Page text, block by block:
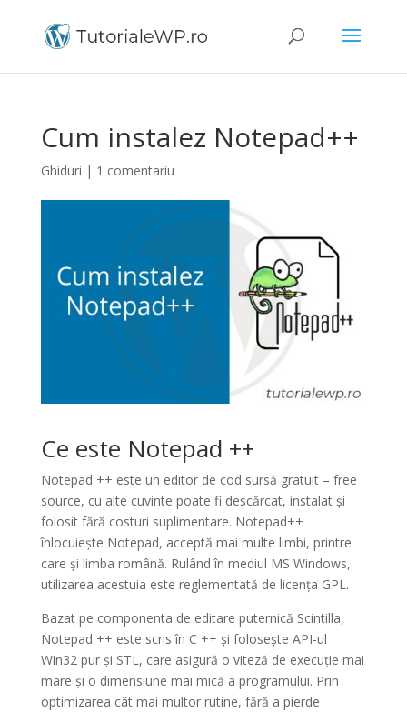
Cum instalez Notepad++
Ghiduri | 1 comentariu
Ce este Notepad ++
Notepad ++ este un editor de cod sursă gratuit – free
source, cu alte cuvinte poate fi descărcat, instalat și
folosit fără costuri suplimentare. Notepad++
înlocuiește Notepad, acceptă mai multe limbi, printre
care și limba română. Rulând în mediul MS Windows,
utilizarea acestuia este reglementată de licența GPL.
Bazat pe componenta de editare puternică Scintilla,
Notepad ++ este scris în C ++ și folosește API-ul
Win32 pur și STL, care asigură o viteză de execuție mai
mare și o dimensiune mai mică a programului. Prin
optimizarea cât mai multor rutine, fără a pierde